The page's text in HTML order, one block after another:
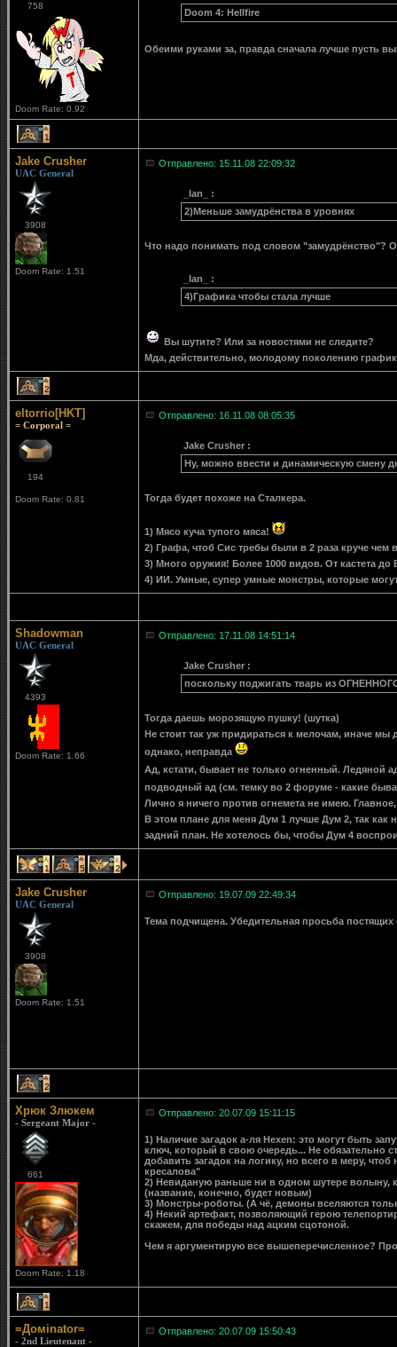
758
Doom Rate: 0.92
Doom 4: Hellfire
Обеими руками за, правда сначала лучше пусть
1
Jake Crusher
UAC General
3908
Doom Rate: 1.51
Отправлено: 15.11.08 22:09:32
_Ian_ :
2)Меньше замудрёнства в уровнях
Что надо понимать под словом "замудрёнство"?
_Ian_ :
4)Графика чтобы стала лучше
Вы шутите? Или за новостями не следите?
Мда, действительно, молодому поколению
2
eltorrio[HKT]
= Corporal =
194
Doom Rate: 0.81
Отправлено: 16.11.08 08:05:35
Jake Crusher :
Ну, можно ввести и динамическую смену
Тогда будет похоже на Сталкера.
1) Мясо куча тупого мяса!
2) Графа, чтоб Сис требы были в 2 раза круче чем
3) Много оружия! Более 1000 видов. От кастета до
4) ИИ. Умные, супер умные монстры, которые
Shadowman
UAC General
4393
Doom Rate: 1.66
Отправлено: 17.11.08 14:51:14
Jake Crusher :
поскольку поджигать тварь из
Тогда даешь морозящую пушку! (шутка)
Не стоит так уж придираться к мелочам, иначе
однако, неправда
Ад, кстати, бывает не только огненный. Ледяной
подводный ад (см. темку во 2 форуме - какие
Лично я ничего против огнемета не имею.
В этом плане для меня Дум 1 лучше Дум 2, так как
задний план. Не хотелось бы, чтобы Дум 4
1 5 2
Jake Crusher
UAC General
3908
Doom Rate: 1.51
Отправлено: 19.07.09 22:49:34
Тема подчищена. Убедительная просьба
2
Хрюк Злюкем
- Sergeant Major -
661
Doom Rate: 1.18
Отправлено: 20.07.09 15:11:15
1) Наличие загадок а-ля Hexen: это могут быть
ключ, который в свою очередь... Не обязательно
добавить загадок на логику, но всего в меру,
кресалова"
2) Невиданую раньше ни в одном шутере волыну,
(название, конечно, будет новым)
3) Монстры-роботы. (А чё, демоны вселяются
4) Некий артефакт, позволяющий герою
скажем, для победы над ацким сцотоной.
Чем я аргументирую все вышеперечисленное?
1
=Домinator=
- 2nd Lieutenant -
Отправлено: 20.07.09 15:50:43